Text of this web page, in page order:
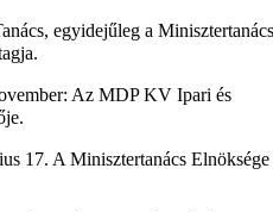
egyidejűleg a Minisztertanács
Az MDP KV Ipari és
17. A Minisztertanács Elnöksége